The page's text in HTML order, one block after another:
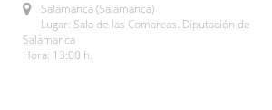
Salamanca (Salamanca)
Lugar: Sala de las Comarcas. Diputación de
Salamanca
Hora: 13:00 h.